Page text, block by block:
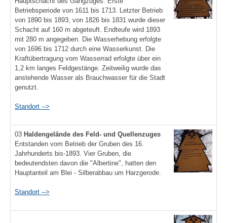
Betriebsperiode von 1611 bis 1713. Letzter Betrieb
von 1890 bis 1893, von 1826 bis 1831 wurde dieser
Schacht auf 160 m abgeteuft. Endteufe wird 1893
mit 280 m angegeben. Die Wasserhebung erfolgte
von 1696 bis 1712 durch eine Wasserkunst. Die
Kraftübertragung vom Wasserrad erfolgte über ein
1,2 km langes Feldgestänge. Zeitweilig wurde das
anstehende Wasser als Brauchwasser für die Stadt
genutzt.
Standort -->
03 Haldengelände des Feld- und Quellenzuges
Entstanden vom Betrieb der Gruben des 16.
Jahrhunderts bis-1893. Vier Gruben, die
bedeutendsten davon die "Albertine", hatten den
Hauptanteil am Blei - Silberabbau um Harzgerode.
Standort -->